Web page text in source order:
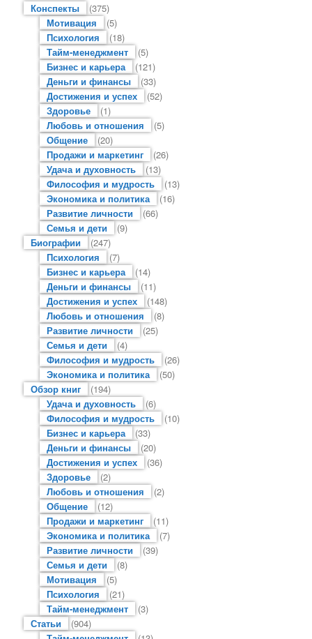
Конспекты
(375)
Мотивация
(5)
Психология
(18)
Тайм-менеджмент
(5)
Бизнес и карьера
(121)
Деньги и финансы
(33)
Достижения и успех
(52)
Здоровье
(1)
Любовь и отношения
(5)
Общение
(20)
Продажи и маркетинг
(26)
Удача и духовность
(13)
Философия и мудрость
(13)
Экономика и политика
(16)
Развитие личности
(66)
Семья и дети
(9)
Биографии
(247)
Психология
(7)
Бизнес и карьера
(14)
Деньги и финансы
(11)
Достижения и успех
(148)
Любовь и отношения
(8)
Развитие личности
(25)
Семья и дети
(4)
Философия и мудрость
(26)
Экономика и политика
(50)
Обзор книг
(194)
Удача и духовность
(6)
Философия и мудрость
(10)
Бизнес и карьера
(33)
Деньги и финансы
(20)
Достижения и успех
(36)
Здоровье
(2)
Любовь и отношения
(2)
Общение
(12)
Продажи и маркетинг
(11)
Экономика и политика
(7)
Развитие личности
(39)
Семья и дети
(8)
Мотивация
(5)
Психология
(21)
Тайм-менеджмент
(3)
Статьи
(904)